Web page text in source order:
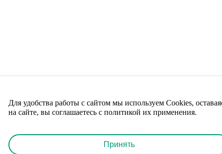
Для удобства работы с сайтом мы используем Cookies,
на сайте, вы соглашаетесь с политикой их применения.
Принять